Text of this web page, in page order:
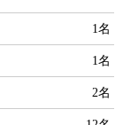
1名
1名
2名